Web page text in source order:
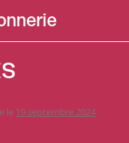
le 19 septembre 2024 .